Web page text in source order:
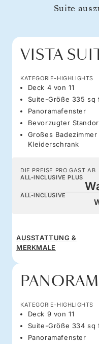
Suite
VISTA
KATEGORIE-HIGHLIGHTS
Deck 4 von 11
Suite-Größe 335 sq
Panoramafenster
Bevorzugter
Großes
Kleiderschrank
DIE PREISE PRO GAST AB
ALL-INCLUSIVE PLUS
ALL-INCLUSIVE
AUSSTATTUNG &
MERKMALE
KATEGORIE-HIGHLIGHTS
Deck 9 von 11
Suite-Größe 334 sq
Panoramafenster